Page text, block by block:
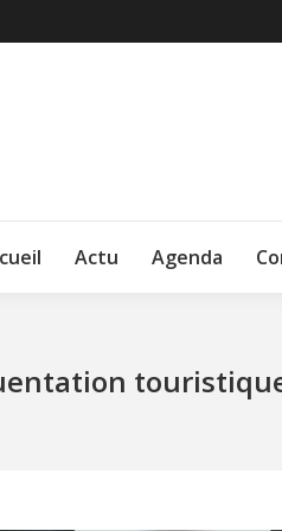
Actu Agenda